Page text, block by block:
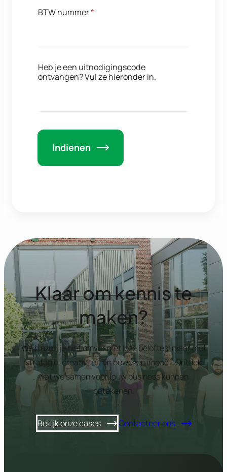
BTW nummer*
Heb je een uitnodigingscode
ontvangen? Vul ze hieronder in.
Indienen
Klaar om kennis te
maken?
We blazen je niet omver met loze beloftes, maar met
strategie, creativiteit en bewezen impact. Ontdek
wat we samen voor jouw business kunnen
betekenen.
Bekijk onze cases Contacteer ons